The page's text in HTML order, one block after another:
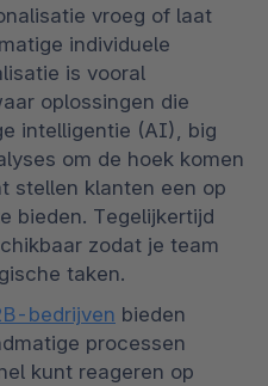
vroeg of laat
individuele
is vooral
oplossingen die
intelligentie (AI), big
om de hoek komen
stellen klanten een op
bieden. Tegelijkertijd
zodat je team
taken.
bedrijven bieden
processen
kunt reageren op